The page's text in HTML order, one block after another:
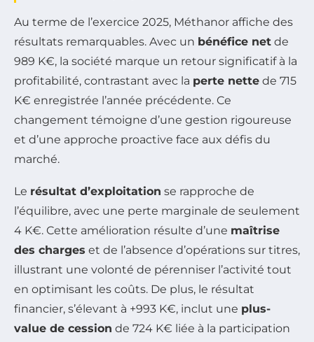
Au terme de l’exercice 2025, Méthanor affiche des
résultats remarquables. Avec un bénéfice net de
989 K€, la société marque un retour significatif à la
profitabilité, contrastant avec la perte nette de 715
K€ enregistrée l’année précédente. Ce
changement témoigne d’une gestion rigoureuse
et d’une approche proactive face aux défis du
marché.
Le résultat d’exploitation se rapproche de
l’équilibre, avec une perte marginale de seulement
4 K€. Cette amélioration résulte d’une maîtrise
des charges et de l’absence d’opérations sur titres,
illustrant une volonté de pérenniser l’activité tout
en optimisant les coûts. De plus, le résultat
financier, s’élevant à +993 K€, inclut une plus-
value de cession de 724 K€ liée à la participation